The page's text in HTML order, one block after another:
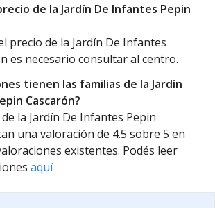
de la Jardín De Infantes Pepin
precio de la Jardín De Infantes
es necesario consultar al centro.
tienen las familias de la Jardín
Cascarón?
la Jardín De Infantes Pepin
una valoración de 4.5 sobre 5 en
existentes. Podés leer
aquí